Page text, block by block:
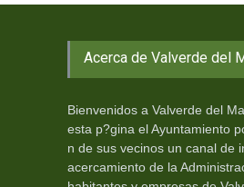
Acerca de Valverde del
Bienvenidos a Valverde del
esta p?gina el Ayuntamiento
n de sus vecinos un canal de
acercamiento de la